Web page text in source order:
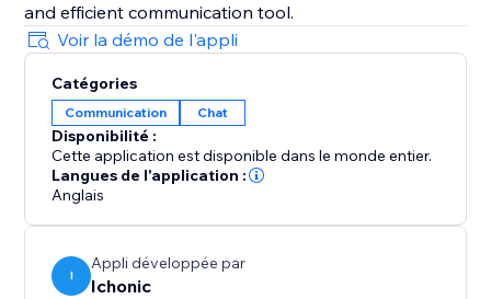
and efficient communication tool.
Voir la démo de l'appli
Catégories
Communication Chat
Disponibilité :
Cette application est disponible dans le monde entier.
Langues de l'application :
Anglais
I
Appli développée par
Ichonic